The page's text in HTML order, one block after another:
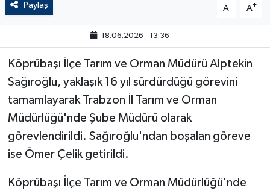
Paylaş A- A+
18.06.2026 - 13:36
Köprübaşı İlçe Tarım ve Orman Müdürü Alptekin
Sağıroğlu, yaklaşık 16 yıl sürdürdüğü görevini
tamamlayarak Trabzon İl Tarım ve Orman
Müdürlüğü'nde Şube Müdürü olarak
görevlendirildi. Sağıroğlu'ndan boşalan göreve
ise Ömer Çelik getirildi.
Köprübaşı İlçe Tarım ve Orman Müdürlüğü'nde